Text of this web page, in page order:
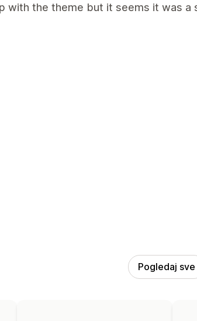
with the theme but it seems it was a
Pogledaj sve